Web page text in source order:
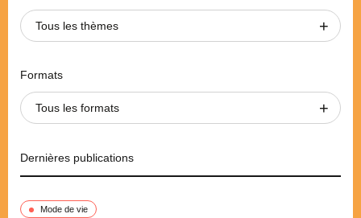
Tous les thèmes
Formats
Tous les formats
Dernières publications
Mode de vie